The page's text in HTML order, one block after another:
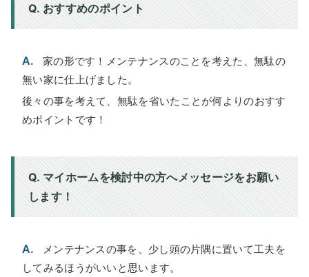
Q. おすすめのポイント
A.
家の形です！メンテナンスのことを考えた、無駄の
無い家に仕上げました。
後々の事を考えて、無駄を省いたことが何よりのおすす
めポイントです！
Q. マイホームを検討中の方へメッセージをお願い
します！
A.
メンテナンスの事を、少し頭の片隅に置いて工夫を
してみるほうがいいと思います。